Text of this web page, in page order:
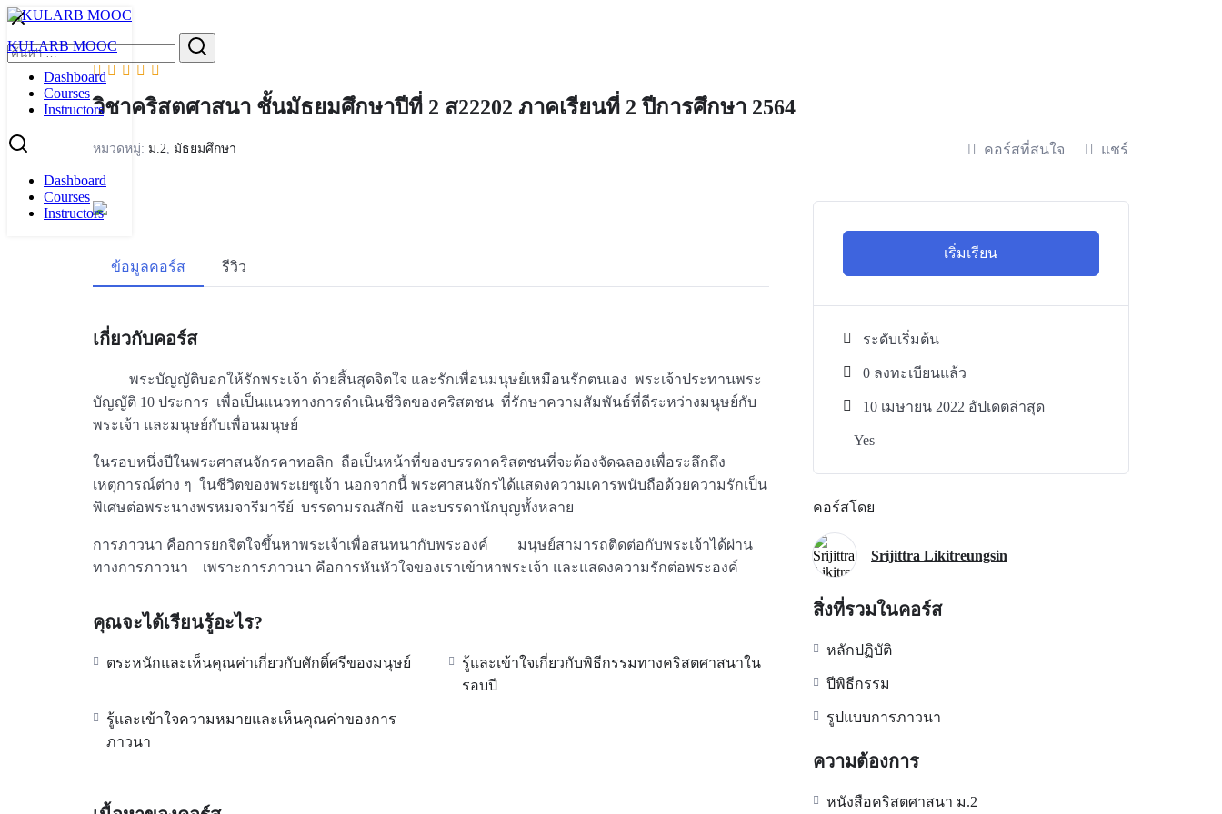
Skip
content
KULARB MOOC
Dashboard
Courses
Instructors
Dashboard
Courses
Instructors
Search
for:
วิชาคริสตศาสนา ชั้นมัธยมศึกษาปีที่ 2 ส22202 ภาคเรียนที่ 2 ปีการศึกษา 2564
หมวดหมู่: ม.2, มัธยมศึกษา คอร์สที่สนใจ แชร์
ข้อมูลคอร์ส รีวิว
เกี่ยวกับคอร์ส
พระบัญญัติบอกให้รักพระเจ้า ด้วยสิ้นสุดจิตใจ และรักเพื่อนมนุษย์เหมือนรักตนเอง พระเจ้าประทานพระ
บัญญัติ 10 ประการ เพื่อเป็นแนวทางการดำเนินชีวิตของคริสตชน ที่รักษาความสัมพันธ์ที่ดีระหว่างมนุษย์กับ
พระเจ้า และมนุษย์กับเพื่อนมนุษย์
ในรอบหนึ่งปีในพระศาสนจักรคาทอลิก ถือเป็นหน้าที่ของบรรดาคริสตชนที่จะต้องจัดฉลองเพื่อระลึกถึง
เหตุการณ์ต่าง ๆ ในชีวิตของพระเยซูเจ้า นอกจากนี้ พระศาสนจักรได้แสดงความเคารพนับถือด้วยความรักเป็น
พิเศษต่อพระนางพรหมจารีมารีย์ บรรดามรณสักขี และบรรดานักบุญทั้งหลาย
การภาวนา คือการยกจิตใจขึ้นหาพระเจ้าเพื่อสนทนากับพระองค์ มนุษย์สามารถติดต่อกับพระเจ้าได้ผ่าน
ทางการภาวนา เพราะการภาวนา คือการหันหัวใจของเราเข้าหาพระเจ้า และแสดงความรักต่อพระองค์
คุณจะได้เรียนรู้อะไร?
ตระหนักและเห็นคุณค่าเกี่ยวกับศักดิ์ศรีของมนุษย์
รู้และเข้าใจเกี่ยวกับพิธีกรรมทางคริสตศาสนาใน
รอบปี
รู้และเข้าใจความหมายและเห็นคุณค่าของการ
ภาวนา
เริ่มเรียน
ระดับเริ่มต้น
0 ลงทะเบียนแล้ว
10 เมษายน 2022 อัปเดตล่าสุด
Yes
คอร์สโดย
Srijittra Likitreungsin
สิ่งที่รวมในคอร์ส
หลักปฏิบัติ
ปีพิธีกรรม
รูปแบบการภาวนา
ความต้องการ
หนังสือคริสตศาสนา ม.2